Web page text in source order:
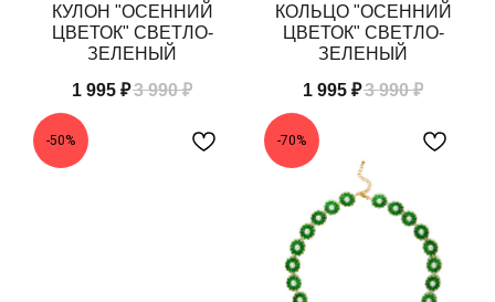
КУЛОН "ОСЕННИЙ
ЦВЕТОК" СВЕТЛО-
ЗЕЛЕНЫЙ
1 995 ₽3 990 ₽
КОЛЬЦО "ОСЕННИЙ
ЦВЕТОК" СВЕТЛО-
ЗЕЛЕНЫЙ
1 995 ₽3 990 ₽
-50% -70%